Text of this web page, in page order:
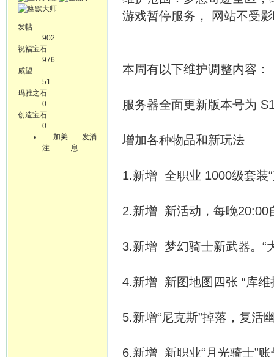
发帖
902
祝福宝石
976
威望
51
玛雅之石
0
创造宝石
0
加关
注
发消
息
游戏暂停服务， 网站不受
本周有以下维护调整内容：
服务器全面更新版本号为
增加各种物品和新玩法
1.新增 全职业 1000级套装
2.新增 新活动，每晚20:00
3.新增 梦幻骑士新武器。“
4.新增 新图地图四张 “库维
5.新增“尼克斯”掉落，复活
6.新增 新职业“月光骑士”